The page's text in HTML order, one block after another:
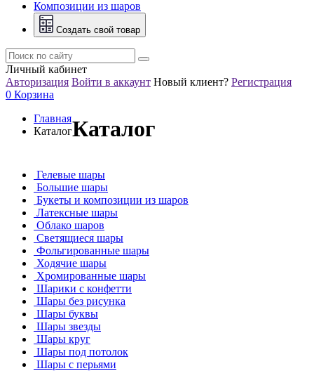
Композиции из шаров
Создать свой товар
Личный кабинет
Авторизация Войти в аккаунт Новый клиент? Регистрация
0 Корзина
Главная
КаталогКаталог
Гелевые шары
Большие шары
Букеты и композиции из шаров
Латексные шары
Облако шаров
Светящиеся шары
Фольгированные шары
Ходячие шары
Хромированные шары
Шарики с конфетти
Шары без рисунка
Шары буквы
Шары звезды
Шары круг
Шары под потолок
Шары с перьями